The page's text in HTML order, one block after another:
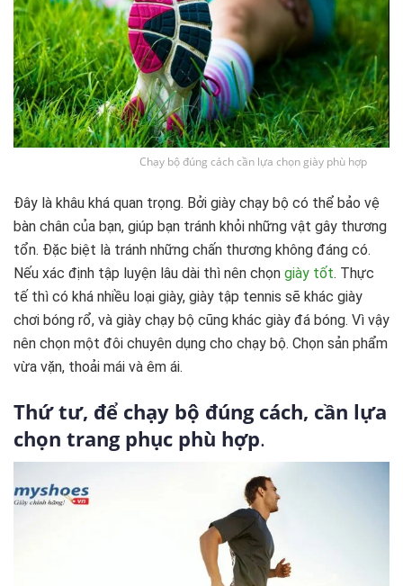
Chạy bộ đúng cách cần lựa chọn giày phù hợp
Đây là khâu khá quan trọng. Bởi giày chạy bộ có thể bảo vệ
bàn chân của bạn, giúp bạn tránh khỏi những vật gây thương
tổn. Đặc biệt là tránh những chấn thương không đáng có.
Nếu xác định tập luyện lâu dài thì nên chọn giày tốt. Thực
tế thì có khá nhiều loại giày, giày tập tennis sẽ khác giày
chơi bóng rổ, và giày chạy bộ cũng khác giày đá bóng. Vì vậy
nên chọn một đôi chuyên dụng cho chạy bộ. Chọn sản phẩm
vừa vặn, thoải mái và êm ái.
Thứ tư, để chạy bộ đúng cách, cần lựa
chọn trang phục phù hợp.